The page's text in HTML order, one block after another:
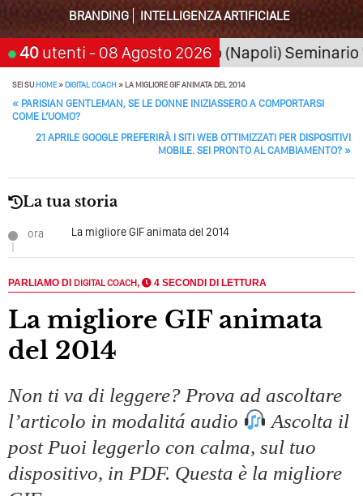
Della Motivazione…
Quando L’amore Diventa Speranza: Il Quarto Memorial
Carmine Franzese
Come Scrivere Un Articolo Per Il Blog? Uno Che
Leggeranno Davvero
Cos’è La Search Generative Experience (SGE)? Il Declino
Della Vecchia SEO
Quale Sarà Il Futuro Della Tua Azienda? Lo Decidi
Perché Pubblicare Non Basta Più? Contenuti Di Valore O
Solo Rumore…
Perché Non Guadagni Sui Social Media? Probabilmente
Caso Delle Braccia Incrociate
Come Promuoversi Nel Wedding? Il Mio Intervento Per
L’Accademia Del Wedding
BRANDING
INTELLIGENZA ARTIFICIALE
40 utenti - 08 Agosto 2026
San Giorgio a Cremano (Napoli) Seminario
SEI SUHOME»DIGITAL COACH»LA MIGLIORE GIF ANIMATA DEL 2014
POST NAVIGATION
« PARISIAN GENTLEMAN, SE LE DONNE INIZIASSERO A COMPORTARSI
COME L’UOMO?
21 APRILE GOOGLE PREFERIRÀ I SITI WEB OTTIMIZZATI PER DISPOSITIVI
MOBILE. SEI PRONTO AL CAMBIAMENTO? »
La tua storia
ora La migliore GIF animata del 2014
PARLIAMO DI DIGITAL COACH, 4 SECONDI DI LETTURA
La migliore GIF animata
del 2014
Non ti va di leggere? Prova ad ascoltare
l’articolo in modalitá audio
Ascolta il
post Puoi leggerlo con calma, sul tuo
dispositivo, in PDF. Questa è la migliore